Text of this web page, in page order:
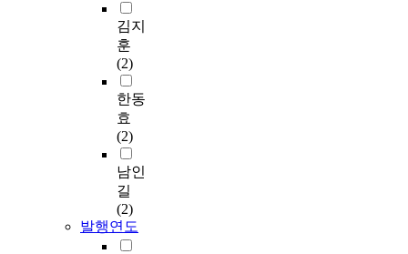
김지
훈
(2)
한동
효
(2)
남인
길
(2)
발행연도